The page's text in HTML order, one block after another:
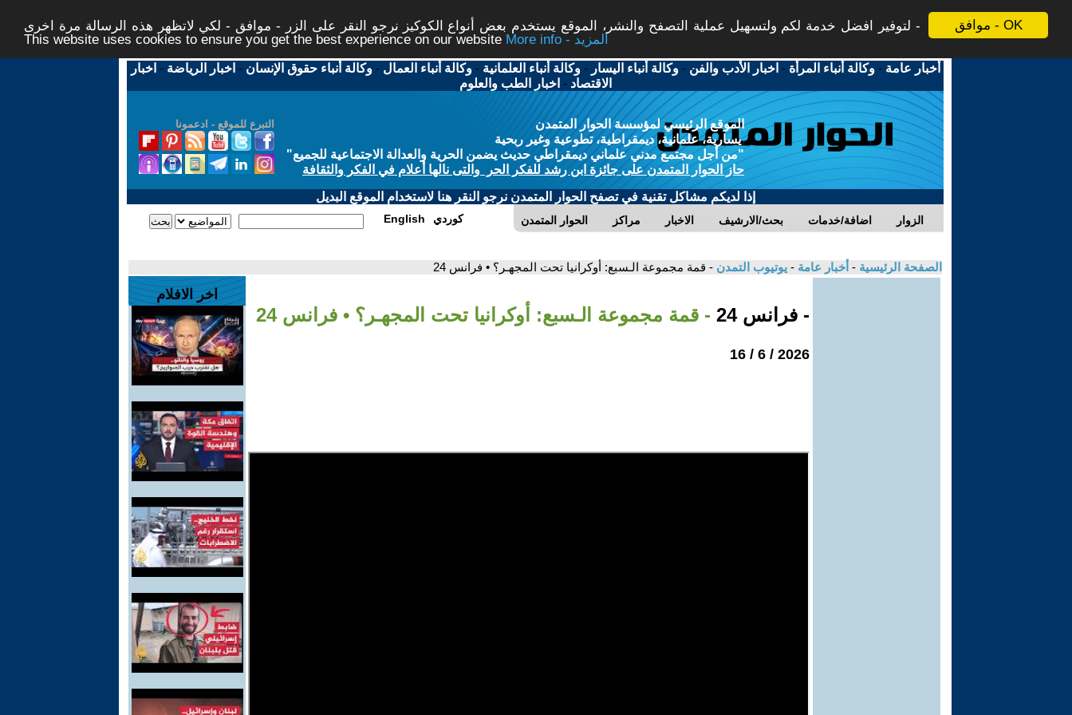
موافق - OK
لتوفير افضل خدمة لكم ولتسهيل عملية التصفح والنشر، الموقع يستخدم بعض أنواع الكوكيز نرجو النقر على الزر - موافق - لكي لاتظهر هذه الرسالة مرة اخرى -
This website uses cookies to ensure you get the best experience on our website
More info - المزيد
أخبار عامة -وكالة أنباء المرأة - اخبار الأدب والفن -وكالة أنباء اليسار -وكالة أنباء العلمانية -وكالة أنباء العمال -وكالة أنباء حقوق الإنسان - اخبار الرياضة - اخبار
الاقتصاد - اخبار الطب والعلوم
التبرع للموقع - ادعمونا
الموقع الرئيسي لمؤسسة الحوار المتمدن
يسارية، علمانية، ديمقراطية، تطوعية وغير ربحية
"من أجل مجتمع مدني علماني ديمقراطي حديث يضمن الحرية والعدالة الاجتماعية للجميع"
حاز الحوار المتمدن على جائزة ابن رشد للفكر الحر والتى نالها أعلام في الفكر والثقافة
إذا لديكم مشاكل تقنية في تصفح الحوار المتمدن نرجو النقر هنا لاستخدام الموقع البديل
الحوار المتمدن مراكز الاخبار بحث/الارشيف اضافة/خدمات الزوار English كوردي
الصفحة الرئيسية - أخبار عامة - يوتيوب التمدن - قمة مجموعة الـسبع: أوكرانيا تحت المجهـر؟ • فرانس 24
- فرانس 24 - قمة مجموعة الـسبع: أوكرانيا تحت المجهـر؟ • فرانس 24
2026 / 6 / 16
اخر الافلام